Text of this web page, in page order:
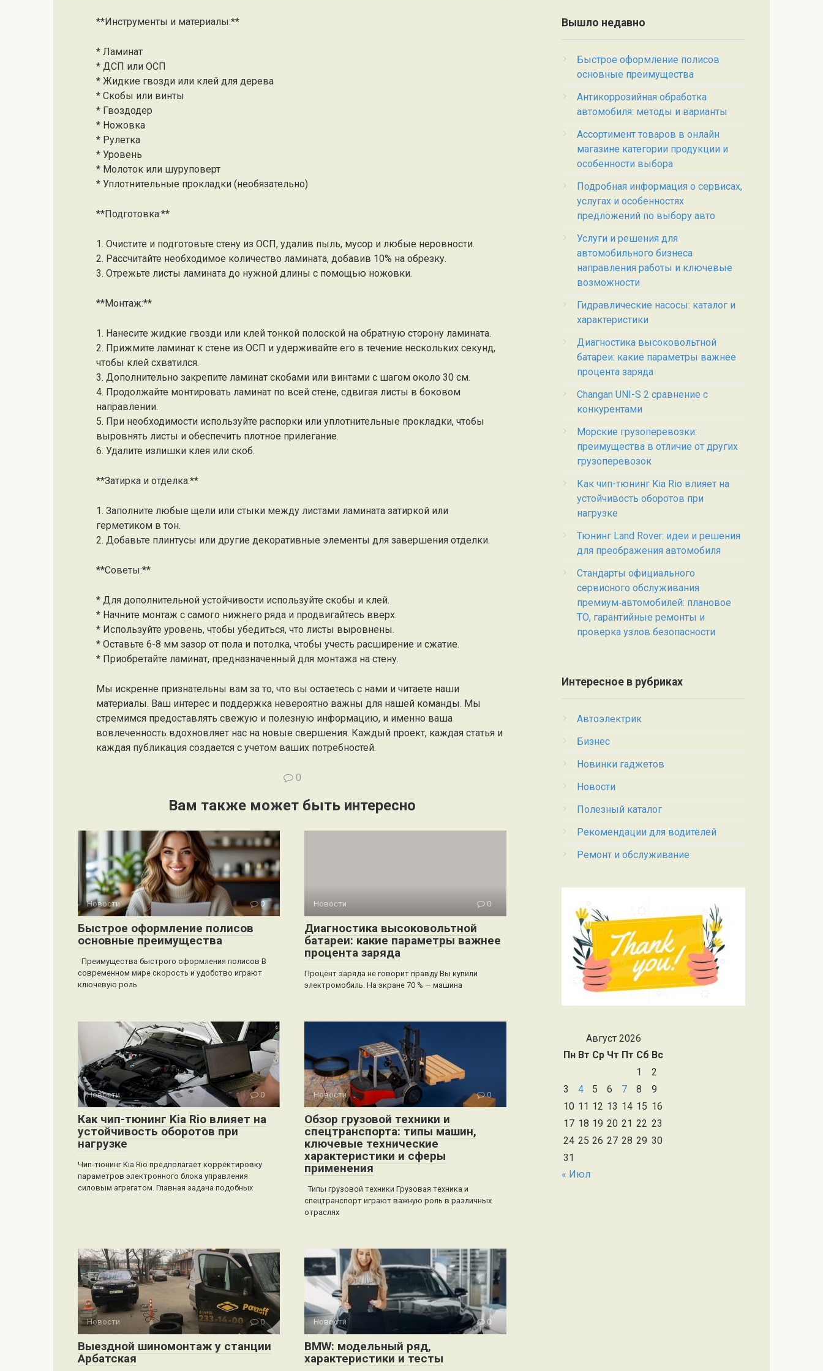
**Инструменты и материалы:**
* Ламинат
* ДСП или ОСП
* Жидкие гвозди или клей для дерева
* Скобы или винты
* Гвоздодер
* Ножовка
* Рулетка
* Уровень
* Молоток или шуруповерт
* Уплотнительные прокладки (необязательно)
**Подготовка:**
1. Очистите и подготовьте стену из ОСП, удалив пыль, мусор и любые неровности.
2. Рассчитайте необходимое количество ламината, добавив 10% на обрезку.
3. Отрежьте листы ламината до нужной длины с помощью ножовки.
**Монтаж:**
1. Нанесите жидкие гвозди или клей тонкой полоской на обратную сторону ламината.
2. Прижмите ламинат к стене из ОСП и удерживайте его в течение нескольких секунд,
чтобы клей схватился.
3. Дополнительно закрепите ламинат скобами или винтами с шагом около 30 см.
4. Продолжайте монтировать ламинат по всей стене, сдвигая листы в боковом
направлении.
5. При необходимости используйте распорки или уплотнительные прокладки, чтобы
выровнять листы и обеспечить плотное прилегание.
6. Удалите излишки клея или скоб.
**Затирка и отделка:**
1. Заполните любые щели или стыки между листами ламината затиркой или
герметиком в тон.
2. Добавьте плинтусы или другие декоративные элементы для завершения отделки.
**Советы:**
* Для дополнительной устойчивости используйте скобы и клей.
* Начните монтаж с самого нижнего ряда и продвигайтесь вверх.
* Используйте уровень, чтобы убедиться, что листы выровнены.
* Оставьте 6-8 мм зазор от пола и потолка, чтобы учесть расширение и сжатие.
* Приобретайте ламинат, предназначенный для монтажа на стену.
Мы искренне признательны вам за то, что вы остаетесь с нами и читаете наши
материалы. Ваш интерес и поддержка невероятно важны для нашей команды. Мы
стремимся предоставлять свежую и полезную информацию, и именно ваша
вовлеченность вдохновляет нас на новые свершения. Каждый проект, каждая статья и
каждая публикация создается с учетом ваших потребностей.
0
Вам также может быть интересно
Новости 0
Быстрое оформление полисов
основные преимущества
Преимущества быстрого оформления полисов В
современном мире скорость и удобство играют
ключевую роль
Новости 0
Диагностика высоковольтной
батареи: какие параметры важнее
процента заряда
Процент заряда не говорит правду Вы купили
электромобиль. На экране 70 % — машина
Новости 0
Как чип-тюнинг Kia Rio влияет на
устойчивость оборотов при
нагрузке
Чип-тюнинг Kia Rio предполагает корректировку
параметров электронного блока управления
силовым агрегатом. Главная задача подобных
Новости 0
Обзор грузовой техники и
спецтранспорта: типы машин,
ключевые технические
характеристики и сферы
применения
Типы грузовой техники Грузовая техника и
спецтранспорт играют важную роль в различных
отраслях
Новости 0
Выездной шиномонтаж у станции
Арбатская
Новости 0
BMW: модельный ряд,
характеристики и тесты
Вышло недавно
Быстрое оформление полисов
основные преимущества
Антикоррозийная обработка
автомобиля: методы и варианты
Ассортимент товаров в онлайн
магазине категории продукции и
особенности выбора
Подробная информация о сервисах,
услугах и особенностях
предложений по выбору авто
Услуги и решения для
автомобильного бизнеса
направления работы и ключевые
возможности
Гидравлические насосы: каталог и
характеристики
Диагностика высоковольтной
батареи: какие параметры важнее
процента заряда
Changan UNI-S 2 сравнение с
конкурентами
Морские грузоперевозки:
преимущества в отличие от других
грузоперевозок
Как чип-тюнинг Kia Rio влияет на
устойчивость оборотов при
нагрузке
Тюнинг Land Rover: идеи и решения
для преображения автомобиля
Стандарты официального
сервисного обслуживания
премиум‑автомобилей: плановое
ТО, гарантийные ремонты и
проверка узлов безопасности
Интересное в рубриках
Автоэлектрик
Бизнес
Новинки гаджетов
Новости
Полезный каталог
Рекомендации для водителей
Ремонт и обслуживание
Август 2026
Пн Вт Ср Чт Пт Сб Вс
1
2
3
4 5 6 7 8
9
10 11 12 13 14 15 16
17 18 19 20 21 22 23
24 25 26 27 28 29 30
31
« Июл